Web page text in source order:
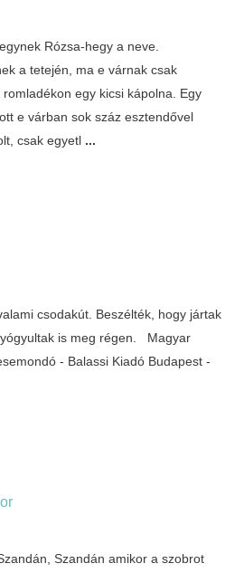
Rózsa-hegy a neve.
a tetején, ma e várnak csak
egy kicsi kápolna. Egy
e várban sok száz esztendővel
csak egyetl ...
csodakút. Beszélték, hogy jártak
is meg régen. Magyar
- Balassi Kiadó Budapest -
Szandán amikor a szobrot